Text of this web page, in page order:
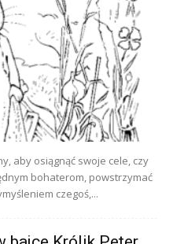
aby osiągnąć swoje cele, czy
bohaterom, powstrzymać
czegoś,...